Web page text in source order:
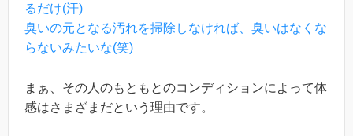
るだけ(汗)
臭いの元となる汚れを掃除しなければ、臭いはなくな
らないみたいな(笑)
まぁ、その人のもともとのコンディションによって体
感はさまざまだという理由です。